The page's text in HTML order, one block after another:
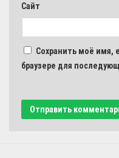
Сайт
Сохранить моё имя,
браузере для